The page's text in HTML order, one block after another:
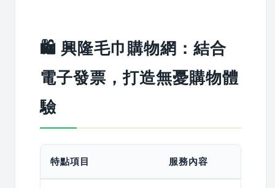
🛍 興隆毛巾購物網：結合
電子發票，打造無憂購物體
驗
特點項目 服務內容